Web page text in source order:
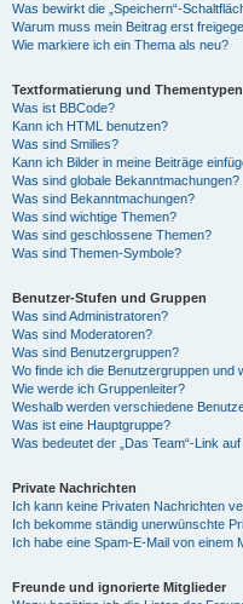
Was bewirkt die „Speichern“-
Warum muss mein Beitrag erst
Wie markiere ich ein Thema als neu?
Textformatierung und Thementypen
Was ist BBCode?
Kann ich HTML benutzen?
Was sind Smilies?
Kann ich Bilder in meine Beiträge
Was sind globale Bekanntmachungen?
Was sind Bekanntmachungen?
Was sind wichtige Themen?
Was sind geschlossene Themen?
Was sind Themen-Symbole?
Benutzer-Stufen und Gruppen
Was sind Administratoren?
Was sind Moderatoren?
Was sind Benutzergruppen?
Wo finde ich die Benutzergruppen und
Wie werde ich Gruppenleiter?
Weshalb werden verschiedene
Was ist eine Hauptgruppe?
Was bedeutet der „Das Team“-Link
Private Nachrichten
Ich kann keine Privaten Nachrichten
Ich bekomme ständig unerwünschte
Ich habe eine Spam-E-Mail von einem
Freunde und ignorierte Mitglieder